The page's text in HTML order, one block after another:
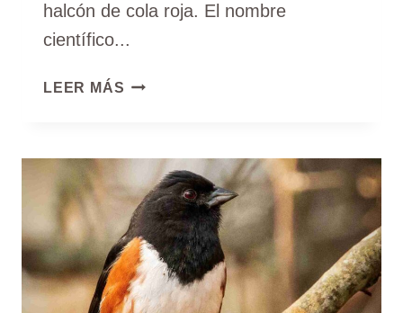
halcón de cola roja. El nombre
científico...
LEER MÁS BUTEO